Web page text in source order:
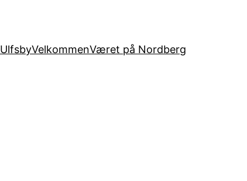
UlfsbyVelkommenVæret på Nordberg